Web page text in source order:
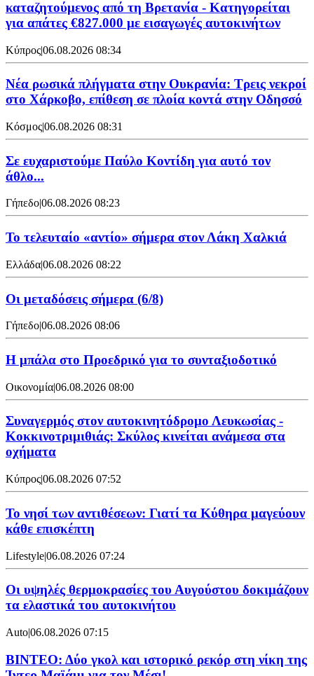
καταζητούμενος από τη Βρετανία - Κατηγορείται
για απάτες €827.000 με εισαγωγές αυτοκινήτων
Κύπρος|06.08.2026 08:34
Νέα ρωσικά πλήγματα στην Ουκρανία: Τρεις νεκροί
στο Χάρκοβο, επίθεση σε πλοία κοντά στην Οδησσό
Κόσμος|06.08.2026 08:31
Σε ευχαριστούμε Παύλο Κοντίδη για αυτό τον
άθλο...
Γήπεδο|06.08.2026 08:23
Το τελευταίο «αντίο» σήμερα στον Λάκη Χαλκιά
Ελλάδα|06.08.2026 08:22
Οι μεταδόσεις σήμερα (6/8)
Γήπεδο|06.08.2026 08:06
Η μπάλα στο Προεδρικό για το συνταξιοδοτικό
Οικονομία|06.08.2026 08:00
Συναγερμός στον αυτοκινητόδρομο Λευκωσίας -
Κοκκινοτριμιθιάς: Σκύλος κινείται ανάμεσα στα
οχήματα
Κύπρος|06.08.2026 07:52
Το νησί των αντιθέσεων: Γιατί τα Κύθηρα μαγεύουν
κάθε επισκέπτη
Lifestyle|06.08.2026 07:24
Οι υψηλές θερμοκρασίες του Αυγούστου δοκιμάζουν
τα ελαστικά του αυτοκινήτου
Auto|06.08.2026 07:15
ΒΙΝΤΕΟ: Δύο γκολ και ιστορικό ρεκόρ στη νίκη της